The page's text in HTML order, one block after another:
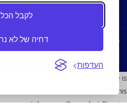
לקבל הכל
דחיה של לא
העדפות
זכויות יוצרים © 2012 fast-servers ארוח אתרים כל הזכויות שמורות.
tab group Open chat Dismiss Claude is
chat Dismiss Claude is active in this
tab group Open chat Dismiss